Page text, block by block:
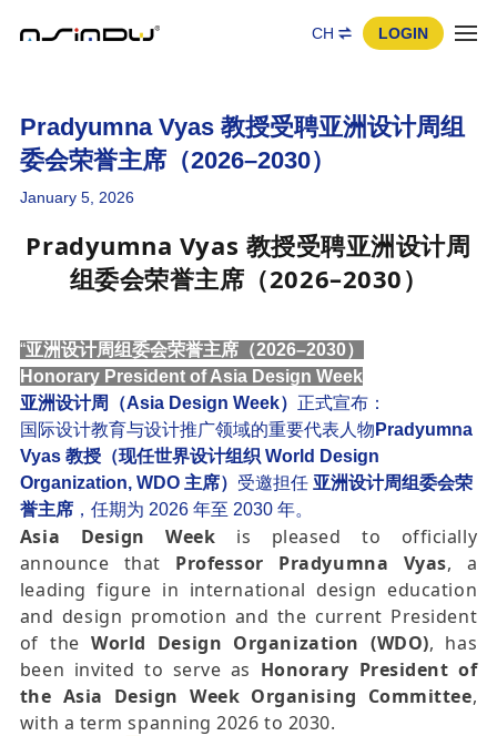
CH LOGIN
Pradyumna Vyas 教授受聘亚洲设计周组
委会荣誉主席（2026–2030）
January 5, 2026
Pradyumna Vyas 教授受聘亚洲设计周
组委会荣誉主席（2026–2030）
“亚洲设计周组委会荣誉主席（2026–2030）
Honorary President of Asia Design Week
亚洲设计周（Asia Design Week） 正式宣布：
国际设计教育与设计推广领域的重要代表人物 Pradyumna
Vyas 教授（现任世界设计组织 World Design
Organization, WDO 主席） 受邀担任 亚洲设计周组委会荣
誉主席，任期为 2026 年至 2030 年。
Asia Design Week is pleased to officially
announce that Professor Pradyumna Vyas, a
leading figure in international design education
and design promotion and the current President
of the World Design Organization (WDO), has
been invited to serve as Honorary President of
the Asia Design Week Organising Committee,
with a term spanning 2026 to 2030.